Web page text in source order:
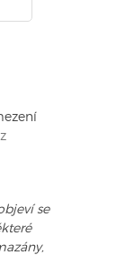
se